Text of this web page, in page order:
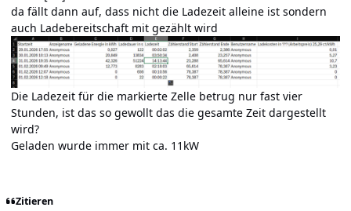
da fällt dann auf, dass nicht die Ladezeit alleine ist sondern
auch Ladebereitschaft mit gezählt wird
Die Ladezeit für die markierte Zelle betrug nur fast vier
Stunden, ist das so gewollt das die gesamte Zeit dargestellt
wird?
Geladen wurde immer mit ca. 11kW
Zitieren